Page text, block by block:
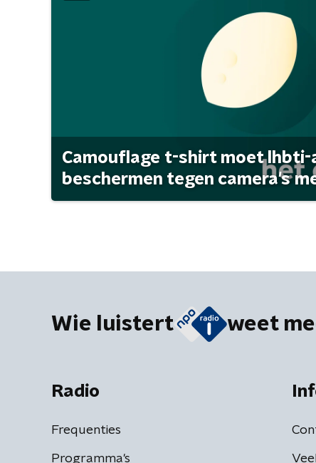
Camouflage t-shirt moet
beschermen tegen camera's
Wie luistert weet
Radio
Frequenties
Programma's